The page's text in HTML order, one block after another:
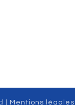
| Mentions légales